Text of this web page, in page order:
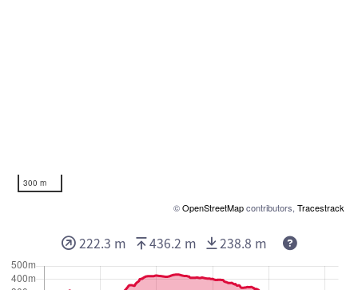
300 m
©OpenStreetMapcontributors, Tracestrack
222.3 m 436.2 m 238.8 m